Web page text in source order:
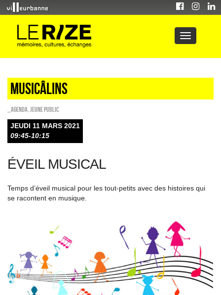
Musicâlins
_Agenda Jeune public
JEUDI 11 MARS 2021
09:45-10:15
ÉVEIL MUSICAL
Temps d’éveil musical pour les tout-petits avec des histoires qui
se racontent en musique.